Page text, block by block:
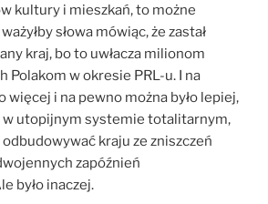
kultury i mieszkań, to możne
słowa mówiąc, że zastał
kraj, bo to uwłacza milionom
Polakom w okresie PRL-u. I na
więcej i na pewno można było lepiej,
w utopijnym systemie totalitarnym,
kraju ze zniszczeń
zapóźnień
było inaczej.